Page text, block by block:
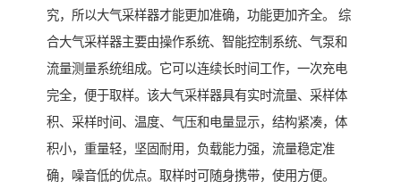
究，所以大气采样器才能更加准确，功能更加齐全。 综
合大气采样器主要由操作系统、智能控制系统、气泵和
流量测量系统组成。它可以连续长时间工作，一次充电
完全，便于取样。该大气采样器具有实时流量、采样体
积、采样时间、温度、气压和电量显示，结构紧凑，体
积小，重量轻，坚固耐用，负载能力强，流量稳定准
确，噪音低的优点。取样时可随身携带，使用方便。